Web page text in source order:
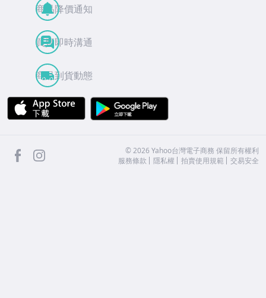
商品降價通知
買賣即時溝通
商品到貨動態
APP Store
facebook ©2026 Yahoo台灣電子商務 保留所有權利
服務條款
隱私權 拍賣使用規範 交易安全